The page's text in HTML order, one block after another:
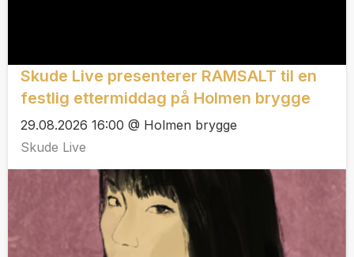
Skude Live presenterer RAMSALT til en
festlig ettermiddag på Holmen brygge
29.08.2026 16:00 @ Holmen brygge
Skude Live